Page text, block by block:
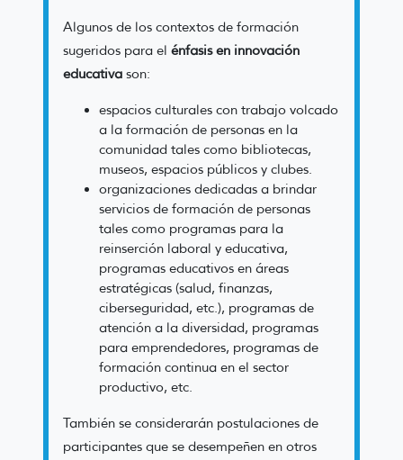
Algunos de los contextos de formación
sugeridos para el énfasis en innovación
educativa son:
espacios culturales con trabajo volcado
a la formación de personas en la
comunidad tales como bibliotecas,
museos, espacios públicos y clubes.
organizaciones dedicadas a brindar
servicios de formación de personas
tales como programas para la
reinserción laboral y educativa,
programas educativos en áreas
estratégicas (salud, finanzas,
ciberseguridad, etc.), programas de
atención a la diversidad, programas
para emprendedores, programas de
formación continua en el sector
productivo, etc.
También se considerarán postulaciones de
participantes que se desempeñen en otros